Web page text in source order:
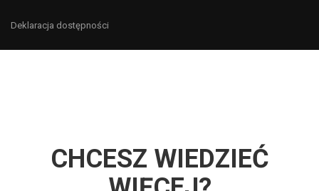
Deklaracja dostępności
CHCESZ WIEDZIEĆ